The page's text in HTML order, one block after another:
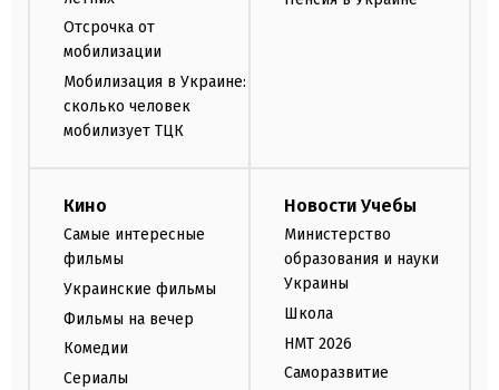
Отсрочка от
мобилизации
Мобилизация в Украине:
сколько человек
мобилизует ТЦК
Кино
Самые интересные
фильмы
Украинские фильмы
Фильмы на вечер
Комедии
Сериалы
Новости Учебы
Министерство
образования и науки
Украины
Школа
НМТ 2026
Саморазвитие